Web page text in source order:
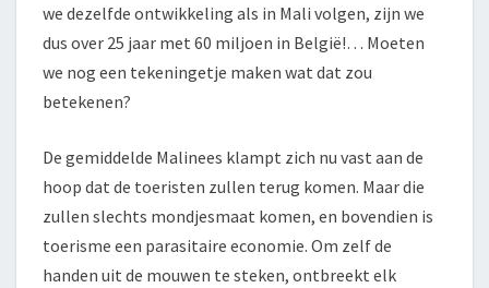
we dezelfde ontwikkeling als in Mali volgen, zijn we
dus over 25 jaar met 60 miljoen in België!… Moeten
we nog een tekeningetje maken wat dat zou
betekenen?
De gemiddelde Malinees klampt zich nu vast aan de
hoop dat de toeristen zullen terug komen. Maar die
zullen slechts mondjesmaat komen, en bovendien is
toerisme een parasitaire economie. Om zelf de
handen uit de mouwen te steken, ontbreekt elk